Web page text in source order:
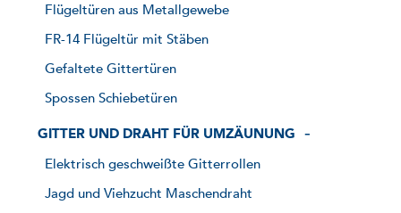
Flügeltüren aus Metallgewebe
FR-14 Flügeltür mit Stäben
Gefaltete Gittertüren
Spossen Schiebetüren
GITTER UND DRAHT FÜR UMZÄUNUNG
Elektrisch geschweißte Gitterrollen
Jagd und Viehzucht Maschendraht